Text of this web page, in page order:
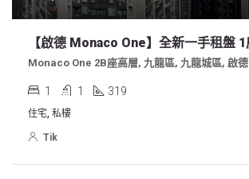
Monaco One 2B座高層, 九龍區, 九龍城區, 啟德
1 1 319
住宅, 私樓
Tik